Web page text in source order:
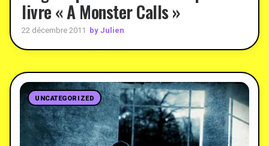
livre « A Monster Calls »
22 décembre 2011 by Julien
UNCATEGORIZED